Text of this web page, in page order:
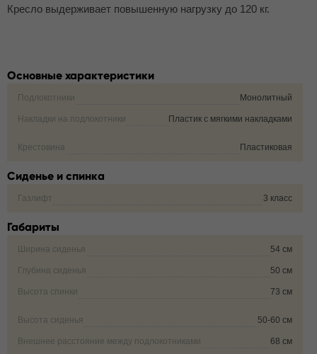
Кресло выдерживает повышенную нагрузку до 120 кг.
Основные характеристики
Подлокотники Монолитный
Накладки на подлокотники Пластик с мягкими накладками
Крестовина Пластиковая
Сиденье и спинка
Газлифт 3 класс
Габариты
Ширина сиденья 54 см
Глубина сиденья 50 см
Высота спинки 73 см
Высота сиденья 50-60 см
Внешнее расстояние между подлокотниками 68 см